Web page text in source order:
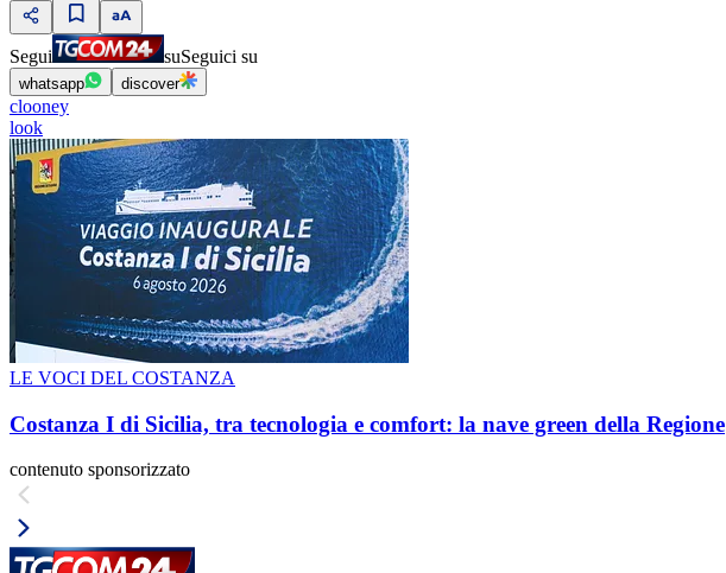
Segui suSeguici su
whatsapp discover
clooney
look
LE VOCI DEL COSTANZA
Costanza I di Sicilia, tra tecnologia e comfort: la nave green della Regione
contenuto sponsorizzato